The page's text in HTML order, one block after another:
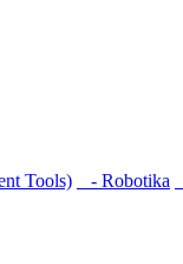
Tools) - Robotika